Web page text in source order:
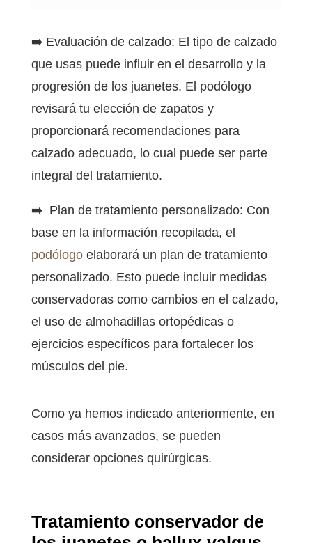
➡️ Evaluación de calzado: El tipo de calzado
que usas puede influir en el desarrollo y la
progresión de los juanetes. El podólogo
revisará tu elección de zapatos y
proporcionará recomendaciones para
calzado adecuado, lo cual puede ser parte
integral del tratamiento.
➡️ Plan de tratamiento personalizado: Con
base en la información recopilada, el
podólogoelaborará un plan de tratamiento
personalizado. Esto puede incluir medidas
conservadoras como cambios en el calzado,
el uso de almohadillas ortopédicas o
ejercicios específicos para fortalecer los
músculos del pie.
Como ya hemos indicado anteriormente, en
casos más avanzados, se pueden
considerar opciones quirúrgicas.
Tratamiento conservador de